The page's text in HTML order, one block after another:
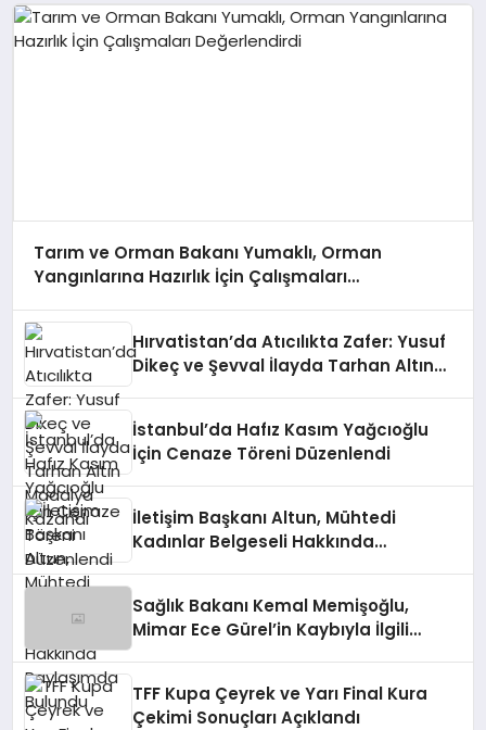
Tarım ve Orman Bakanı Yumaklı, Orman
Yangınlarına Hazırlık İçin Çalışmaları
Hırvatistan’da Atıcılıkta Zafer: Yusuf
Dikeç ve Şevval İlayda Tarhan Altın
İstanbul’da Hafız Kasım Yağcıoğlu
İçin Cenaze Töreni Düzenlendi
İletişim Başkanı Altun, Mühtedi
Kadınlar Belgeseli Hakkında
Sağlık Bakanı Kemal Memişoğlu,
Mimar Ece Gürel’in Kaybıyla İlgili
TFF Kupa Çeyrek ve Yarı Final Kura
Çekimi Sonuçları Açıklandı